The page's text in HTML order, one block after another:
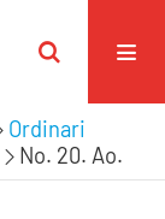
Ordinari
No. 20. Ao.